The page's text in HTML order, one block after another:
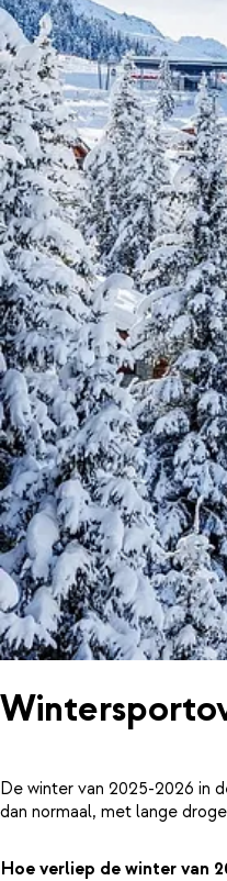
De winter van 2025-2026 in
dan normaal, met lange
Hoe verliep de winter van